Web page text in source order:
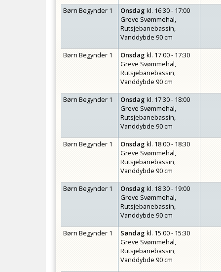
Børn Begynder 1 Onsdag kl. 16:30 - 17:00
Greve Svømmehal,
Rutsjebanebassin,
Vanddybde 90 cm
Børn Begynder 1
Onsdag kl. 17:00 - 17:30
Greve Svømmehal,
Rutsjebanebassin,
Vanddybde 90 cm
Børn Begynder 1
Onsdag kl. 17:30 - 18:00
Greve Svømmehal,
Rutsjebanebassin,
Vanddybde 90 cm
Børn Begynder 1
Onsdag kl. 18:00 - 18:30
Greve Svømmehal,
Rutsjebanebassin,
Vanddybde 90 cm
Børn Begynder 1
Onsdag kl. 18:30 - 19:00
Greve Svømmehal,
Rutsjebanebassin,
Vanddybde 90 cm
Børn Begynder 1
Søndag kl. 15:00 - 15:30
Greve Svømmehal,
Rutsjebanebassin,
Vanddybde 90 cm